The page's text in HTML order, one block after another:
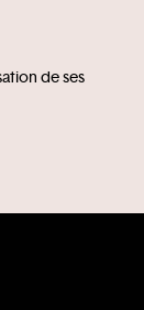
de ses